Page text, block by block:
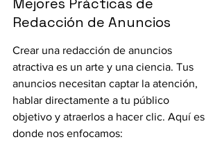
Redacción de Anuncios
Crear una redacción de anuncios
atractiva es un arte y una ciencia. Tus
anuncios necesitan captar la atención,
hablar directamente a tu público
objetivo y atraerlos a hacer clic. Aquí es
donde nos enfocamos: